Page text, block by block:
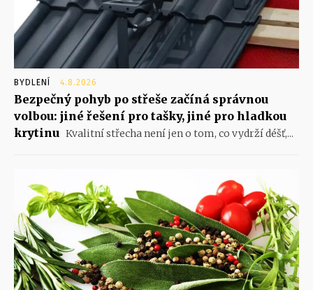
BYDLENÍ 4.8.2026
Bezpečný pohyb po střeše začíná správnou
volbou: jiné řešení pro tašky, jiné pro hladkou
krytinu Kvalitní střecha není jen o tom, co vydrží déšť,...